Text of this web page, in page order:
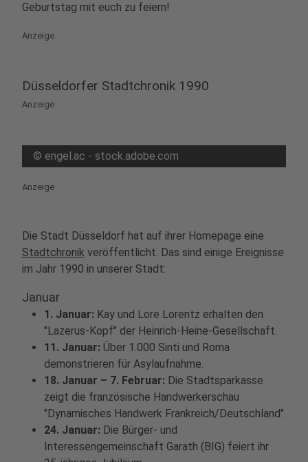
Geburtstag mit euch zu feiern!
Anzeige
Düsseldorfer Stadtchronik 1990
Anzeige
© engel.ac - stock.adobe.com
Anzeige
Die Stadt Düsseldorf hat auf ihrer Homepage eine
Stadtchronik veröffentlicht. Das sind einige Ereignisse
im Jahr 1990 in unserer Stadt:
Januar
1. Januar: Kay und Lore Lorentz erhalten den
"Lazerus-Kopf" der Heinrich-Heine-Gesellschaft.
11. Januar: Über 1.000 Sinti und Roma
demonstrieren für Asylaufnahme.
18. Januar – 7. Februar: Die Stadtsparkasse
zeigt die französische Handwerkerschau
"Dynamisches Handwerk Frankreich/Deutschland".
24. Januar: Die Bürger- und
Interessengemeinschaft Garath (BIG) feiert ihr